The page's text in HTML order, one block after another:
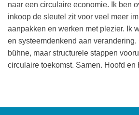
naar een circulaire economie. Ik ben
inkoop de sleutel zit voor veel meer
aanpakken en werken met plezier. Ik
en systeemdenkend aan
bühne, maar structurele stappen
circulaire toekomst. Samen. Hoofd en